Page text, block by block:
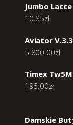
Jumbo Latte
10.85zł
Aviator
5 800.00zł
Timex
195.00zł
Damskie